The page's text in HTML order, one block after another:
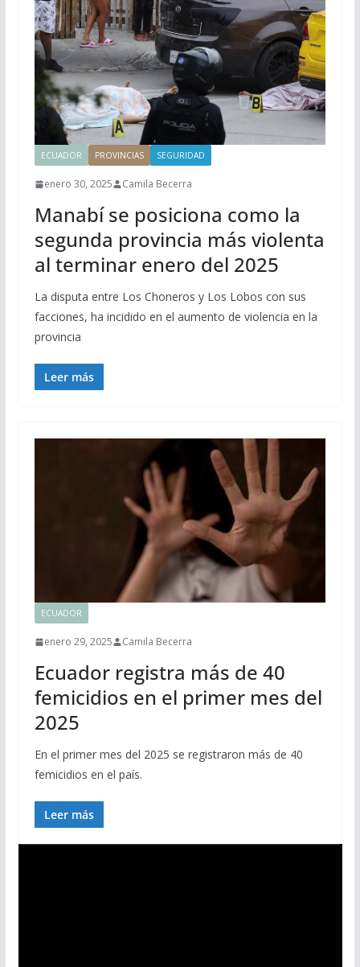
ECUADOR PROVINCIAS SEGURIDAD
enero 30, 2025 Camila Becerra
Manabí se posiciona como la
segunda provincia más violenta
al terminar enero del 2025
La disputa entre Los Choneros y Los Lobos con sus
facciones, ha incidido en el aumento de violencia en la
provincia
Leer más
ECUADOR
enero 29, 2025 Camila Becerra
Ecuador registra más de 40
femicidios en el primer mes del
2025
En el primer mes del 2025 se registraron más de 40
femicidios en el país.
Leer más